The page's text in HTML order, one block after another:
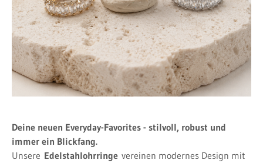
Deine neuen Everyday-Favorites - stilvoll, robust und
immer ein Blickfang.
Unsere Edelstahlohrringe vereinen modernes Design mit